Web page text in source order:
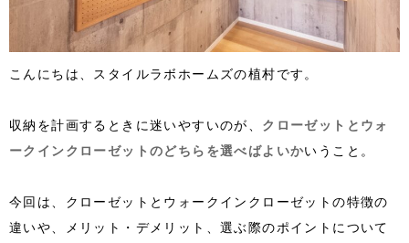
こんにちは、スタイルラボホームズの植村です。
収納を計画するときに迷いやすいのが、 クローゼットとウォ
ークインクローゼットのどちらを選べばよいかいうこと。
今回は、クローゼットとウォークインクローゼットの特徴の
違いや、メリット・デメリット、選ぶ際のポイントについて